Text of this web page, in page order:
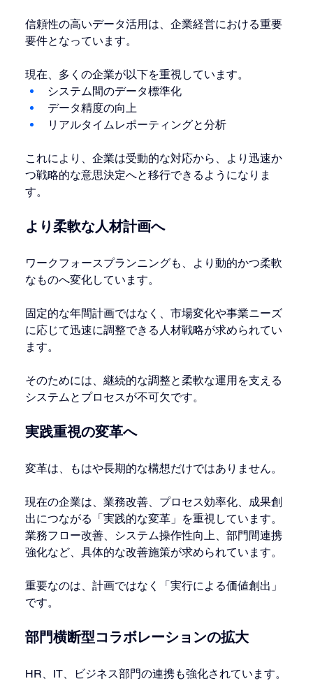
信頼性の高いデータ活用は、企業経営における重要
要件となっています。
現在、多くの企業が以下を重視しています。
システム間のデータ標準化
データ精度の向上
リアルタイムレポーティングと分析
これにより、企業は受動的な対応から、より迅速か
つ戦略的な意思決定へと移行できるようになりま
す。
より柔軟な人材計画へ
ワークフォースプランニングも、より動的かつ柔軟
なものへ変化しています。
固定的な年間計画ではなく、市場変化や事業ニーズ
に応じて迅速に調整できる人材戦略が求められてい
ます。
そのためには、継続的な調整と柔軟な運用を支える
システムとプロセスが不可欠です。
実践重視の変革へ
変革は、もはや長期的な構想だけではありません。
現在の企業は、業務改善、プロセス効率化、成果創
出につながる「実践的な変革」を重視しています。
業務フロー改善、システム操作性向上、部門間連携
強化など、具体的な改善施策が求められています。
重要なのは、計画ではなく「実行による価値創出」
です。
部門横断型コラボレーションの拡大
HR、IT、ビジネス部門の連携も強化されています。